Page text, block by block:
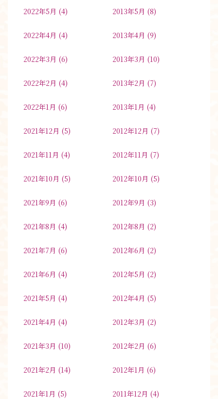
2022年5月 (4)
2022年4月 (4)
2022年3月 (6)
2022年2月 (4)
2022年1月 (6)
2021年12月 (5)
2021年11月 (4)
2021年10月 (5)
2021年9月 (6)
2021年8月 (4)
2021年7月 (6)
2021年6月 (4)
2021年5月 (4)
2021年4月 (4)
2021年3月 (10)
2021年2月 (14)
2021年1月 (5)
2013年5月 (8)
2013年4月 (9)
2013年3月 (10)
2013年2月 (7)
2013年1月 (4)
2012年12月 (7)
2012年11月 (7)
2012年10月 (5)
2012年9月 (3)
2012年8月 (2)
2012年6月 (2)
2012年5月 (2)
2012年4月 (5)
2012年3月 (2)
2012年2月 (6)
2012年1月 (6)
2011年12月 (4)